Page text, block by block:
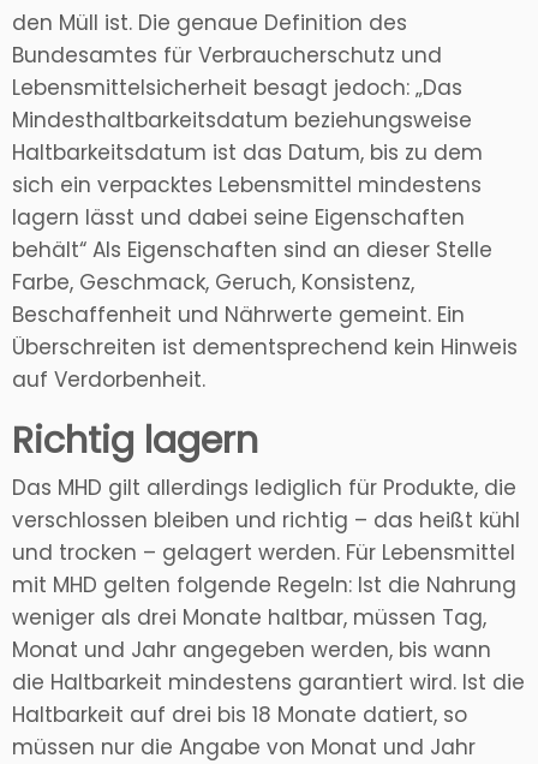
den Müll ist. Die genaue Definition des
Bundesamtes für Verbraucherschutz und
Lebensmittelsicherheit besagt jedoch: „Das
Mindesthaltbarkeitsdatum beziehungsweise
Haltbarkeitsdatum ist das Datum, bis zu dem
sich ein verpacktes Lebensmittel mindestens
lagern lässt und dabei seine Eigenschaften
behält“ Als Eigenschaften sind an dieser Stelle
Farbe, Geschmack, Geruch, Konsistenz,
Beschaffenheit und Nährwerte gemeint. Ein
Überschreiten ist dementsprechend kein Hinweis
auf Verdorbenheit.
Richtig lagern
Das MHD gilt allerdings lediglich für Produkte, die
verschlossen bleiben und richtig – das heißt kühl
und trocken – gelagert werden. Für Lebensmittel
mit MHD gelten folgende Regeln: Ist die Nahrung
weniger als drei Monate haltbar, müssen Tag,
Monat und Jahr angegeben werden, bis wann
die Haltbarkeit mindestens garantiert wird. Ist die
Haltbarkeit auf drei bis 18 Monate datiert, so
müssen nur die Angabe von Monat und Jahr